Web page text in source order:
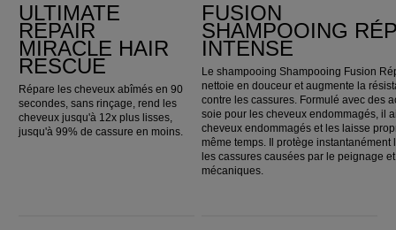
ULTIMATE
REPAIR
MIRACLE HAIR
RESCUE
Répare les cheveux abîmés en 90
secondes, sans rinçage, rend les
cheveux jusqu'à 12x plus lisses,
jusqu'à 99% de cassure en moins.
FUSION
SHAMPOOING
INTENSE
Le shampooing Shampooing Fusion
nettoie en douceur et augmente la
contre les cassures. Formulé avec des
soie pour les cheveux endommagés, il
cheveux endommagés et les laisse
même temps. Il protège instantanément
les cassures causées par le peignage
mécaniques.